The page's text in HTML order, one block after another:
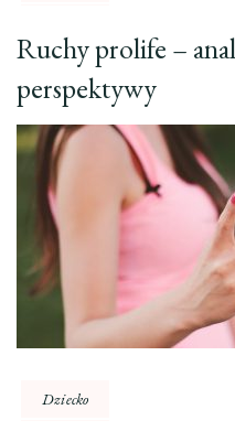
Ruchy prolife –
perspektywy
Dziecko